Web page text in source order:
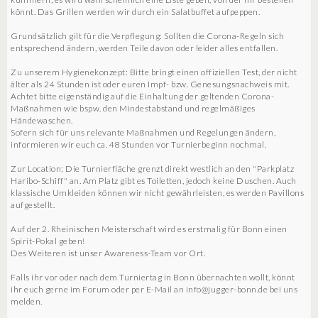
könnt. Das Grillen werden wir durch ein Salatbuffet aufpeppen.
Grundsätzlich gilt für die Verpflegung: Sollten die Corona-Regeln sich
entsprechend ändern, werden Teile davon oder leider alles entfallen.
Zu unserem Hygienekonzept: Bitte bringt einen offiziellen Test, der nicht
älter als 24 Stunden ist oder euren Impf- bzw. Genesungsnachweis mit.
Achtet bitte eigenständig auf die Einhaltung der geltenden Corona-
Maßnahmen wie bspw. den Mindestabstand und regelmäßiges
Händewaschen.
Sofern sich für uns relevante Maßnahmen und Regelungen ändern,
informieren wir euch ca. 48 Stunden vor Turnierbeginn nochmal.
Zur Location: Die Turnierfläche grenzt direkt westlich an den "Parkplatz
Haribo-Schiff" an. Am Platz gibt es Toiletten, jedoch keine Duschen. Auch
klassische Umkleiden können wir nicht gewährleisten, es werden Pavillons
aufgestellt.
Auf der 2. Rheinischen Meisterschaft wird es erstmalig für Bonn einen
Spirit-Pokal geben!
Des Weiteren ist unser Awareness-Team vor Ort.
Falls ihr vor oder nach dem Turniertag in Bonn übernachten wollt, könnt
ihr euch gerne im Forum oder per E-Mail an info@jugger-bonn.de bei uns
melden.